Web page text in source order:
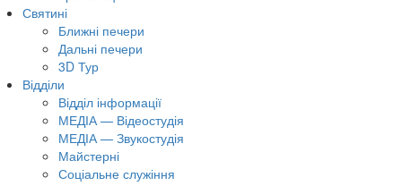
Святині
Ближні печери
Дальні печери
3D Тур
Відділи
Відділ інформації
МЕДІА — Відеостудія
МЕДІА — Звукостудія
Майстерні
Соціальне служіння